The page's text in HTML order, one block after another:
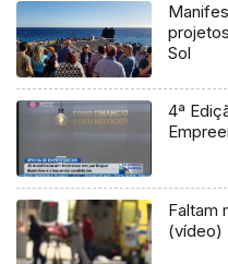
Sol
4ª
Faltam
(vídeo)